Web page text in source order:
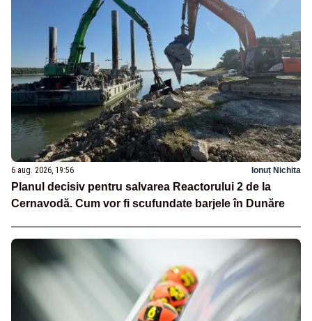
6 aug. 2026, 19:56 Ionuț Nichita
Planul decisiv pentru salvarea Reactorului 2 de la
Cernavodă. Cum vor fi scufundate barjele în Dunăre